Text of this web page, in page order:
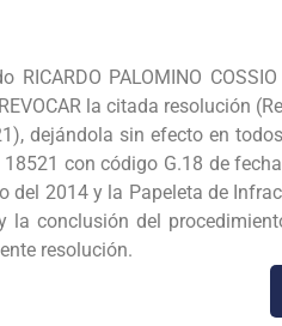
PALOMINO
la citada resolución
dejándola sin efecto en
con código G.18 de
del 2014 y la Papeleta de
conclusión del
resolución.